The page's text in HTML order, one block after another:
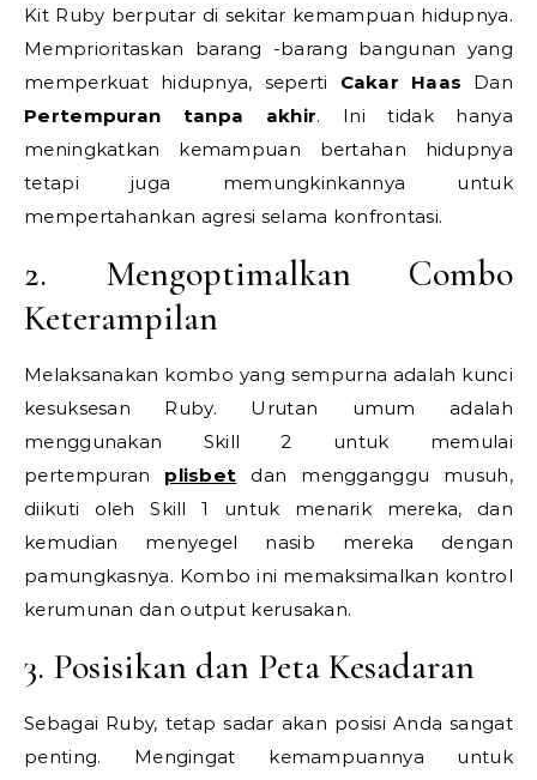
Kit Ruby berputar di sekitar kemampuan hidupnya.
Memprioritaskan barang -barang bangunan yang
memperkuat hidupnya, seperti Cakar Haas Dan
Pertempuran tanpa akhir. Ini tidak hanya
meningkatkan kemampuan bertahan hidupnya
tetapi juga memungkinkannya untuk
mempertahankan agresi selama konfrontasi.
2. Mengoptimalkan Combo
Keterampilan
Melaksanakan kombo yang sempurna adalah kunci
kesuksesan Ruby. Urutan umum adalah
menggunakan Skill 2 untuk memulai
pertempuran plisbet dan mengganggu musuh,
diikuti oleh Skill 1 untuk menarik mereka, dan
kemudian menyegel nasib mereka dengan
pamungkasnya. Kombo ini memaksimalkan kontrol
kerumunan dan output kerusakan.
3. Posisikan dan Peta Kesadaran
Sebagai Ruby, tetap sadar akan posisi Anda sangat
penting. Mengingat kemampuannya untuk